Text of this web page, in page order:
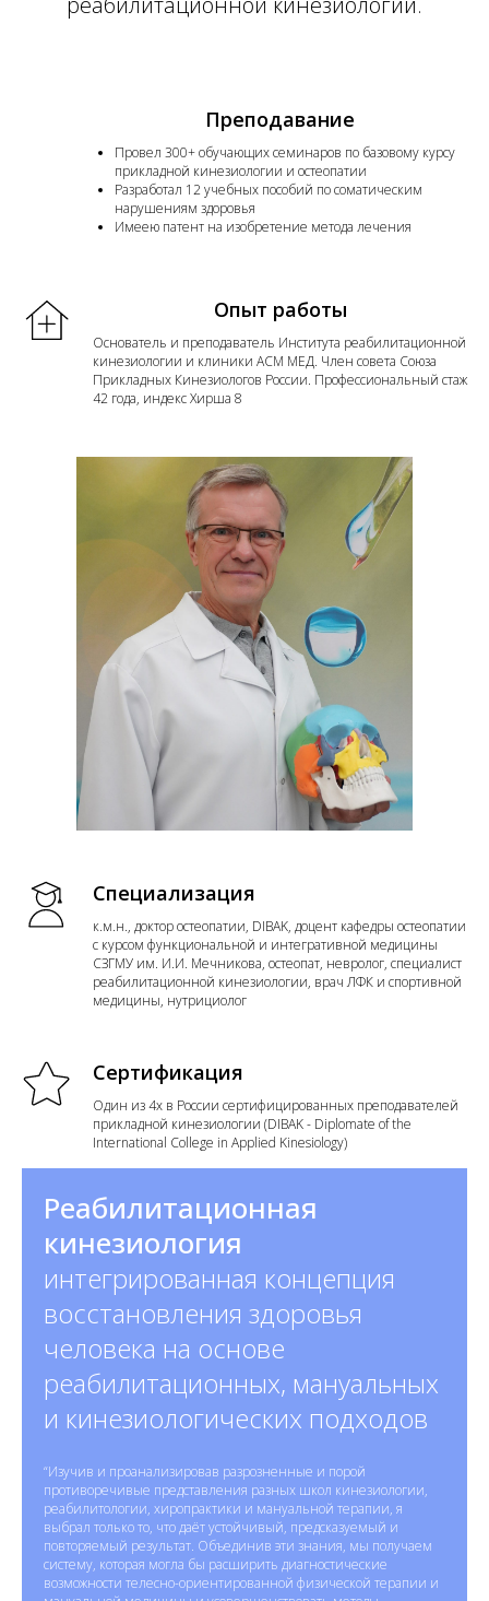
Преподавание
Провел 300+ обучающих семинаров по базовому курсу
прикладной кинезиологии и остеопатии
Разработал 12 учебных пособий по соматическим
нарушениям здоровья
Имеею патент на изобретение метода лечения
Опыт работы
Основатель и преподаватель Института реабилитационной
кинезиологии и клиники АСМ МЕД. Член совета Союза
Прикладных Кинезиологов России. Профессиональный стаж
42 года, индекс Хирша 8
Специализация
к.м.н., доктор остеопатии, DIBAK, доцент кафедры остеопатии
с курсом функциональной и интегративной медицины
СЗГМУ им. И.И. Мечникова, остеопат, невролог, специалист
реабилитационной кинезиологии, врач ЛФК и спортивной
медицины, нутрициолог
Сертификация
Один из 4х в России сертифицированных преподавателей
прикладной кинезиологии (DIBAK - Diplomate of the
International College in Applied Kinesiology)
Реабилитационная
кинезиология
интегрированная концепция
восстановления здоровья
человека на основе
реабилитационных, мануальных
и кинезиологических подходов
“Изучив и проанализировав разрозненные и порой
противоречивые представления разных школ кинезиологии,
реабилитологии, хиропрактики и мануальной терапии, я
выбрал только то, что даёт устойчивый, предсказуемый и
повторяемый результат. Объединив эти знания, мы получаем
систему, которая могла бы расширить диагностические
возможности телесно-ориентированной физической терапии и